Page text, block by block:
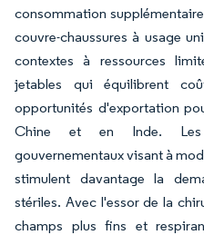
consommation
couvre-chaussures à usage
contextes à ressources
jetables qui équilibrent
opportunités d'exportation
Chine et en Inde. Les
gouvernementaux visant à
stimulent davantage la
stériles. Avec l'essor de la
champs plus fins et